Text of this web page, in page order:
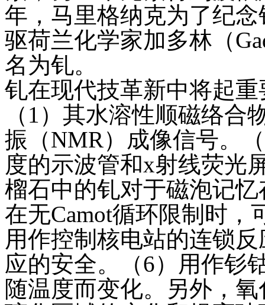
年，马里格纳克为了纪
驱荷兰化学家加多林（
名为钆。
钆在现代技革新中将起
（1）其水溶性顺磁络
振（NMR）成像信号。
度的示波管和x射线荧光
榴石中的钆对于磁泡记
在无Camot循环限制时，
用作控制核电站的连锁
应的安全。（6）用作钐
随温度而变化。另外，